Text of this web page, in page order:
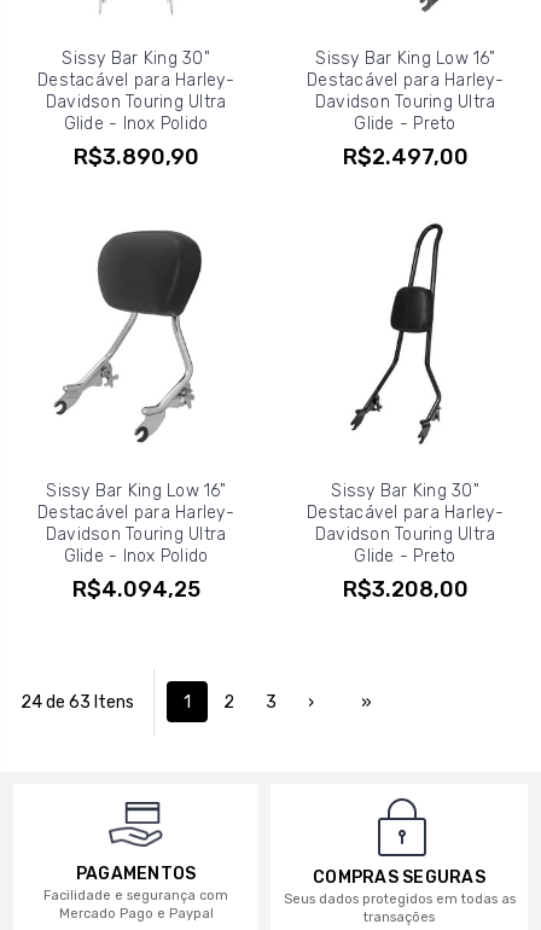
Sissy Bar King 30"
Destacável para Harley-
Davidson Touring Ultra
Glide - Inox Polido
R$3.890,90
Sissy Bar King Low 16"
Destacável para Harley-
Davidson Touring Ultra
Glide - Preto
R$2.497,00
Sissy Bar King Low 16"
Destacável para Harley-
Davidson Touring Ultra
Glide - Inox Polido
R$4.094,25
Sissy Bar King 30"
Destacável para Harley-
Davidson Touring Ultra
Glide - Preto
R$3.208,00
24 de 63 Itens 1 2 3 › »
PAGAMENTOS
Facilidade e segurança com
Mercado Pago e Paypal
COMPRAS SEGURAS
Seus dados protegidos em todas as
transações